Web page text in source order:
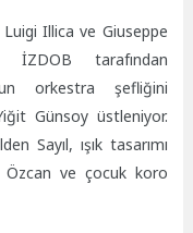
Illica ve Giuseppe
İZDOB tarafından
orkestra şefliğini
Günsoy üstleniyor.
Sayıl, ışık tasarımı
ve çocuk koro